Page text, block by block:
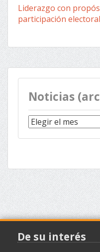
Liderazgo con
participación
Noticias
Noticias
(archivo)
De su interés